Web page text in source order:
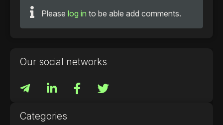
Please log in to be able add comments.
Our social networks
Categories